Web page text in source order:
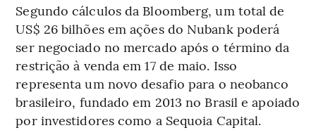
Segundo cálculos da Bloomberg, um total de
US$ 26 bilhões em ações do Nubank poderá
ser negociado no mercado após o término da
restrição à venda em 17 de maio. Isso
representa um novo desafio para o neobanco
brasileiro, fundado em 2013 no Brasil e apoiado
por investidores como a Sequoia Capital.